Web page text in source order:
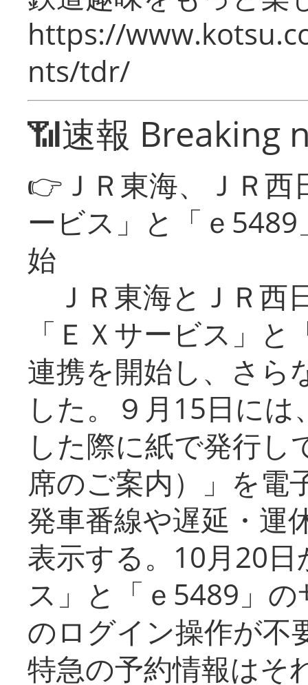
https://
nts/tdr/
📶速報 Breaking
👉ＪＲ東海、ＪＲ
ービス」と「ｅ
始
ＪＲ東海とＪＲ西
「ＥＸサービス」
連携を開始し、さら
した。９月15日に
した際に紙で発行し
席のご案内）」を電
発車番線や遅延・運
表示する。10月20
ス」と「ｅ5489」
のログイン操作が不
特急の予約情報はそ